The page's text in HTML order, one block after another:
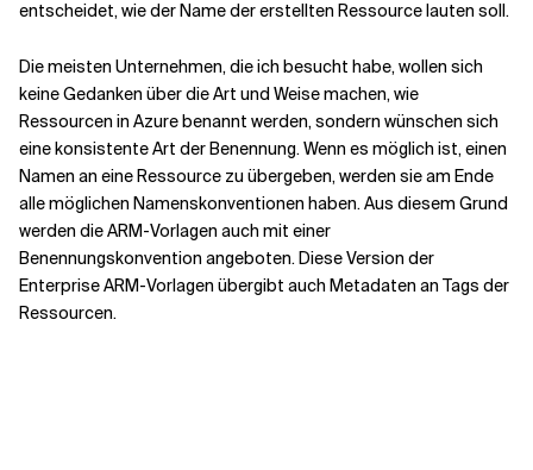
entscheidet, wie der Name der erstellten Ressource lauten soll.
Die meisten Unternehmen, die ich besucht habe, wollen sich
keine Gedanken über die Art und Weise machen, wie
Ressourcen in Azure benannt werden, sondern wünschen sich
eine konsistente Art der Benennung. Wenn es möglich ist, einen
Namen an eine Ressource zu übergeben, werden sie am Ende
alle möglichen Namenskonventionen haben. Aus diesem Grund
werden die ARM-Vorlagen auch mit einer
Benennungskonvention angeboten. Diese Version der
Enterprise ARM-Vorlagen übergibt auch Metadaten an Tags der
Ressourcen.